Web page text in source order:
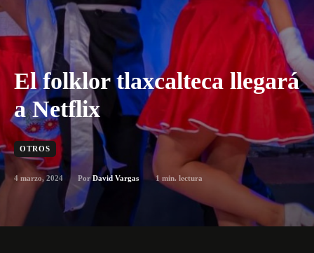
El folklor tlaxcalteca llegará
a Netflix
OTROS
4 marzo, 2024 Por David Vargas 1 min. lectura